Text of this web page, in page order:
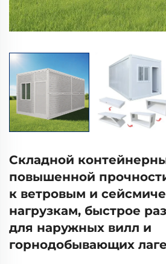
Складной
повышенной
к ветровым и
нагрузкам, быстрое
для наружных вилл и
горнодобывающих